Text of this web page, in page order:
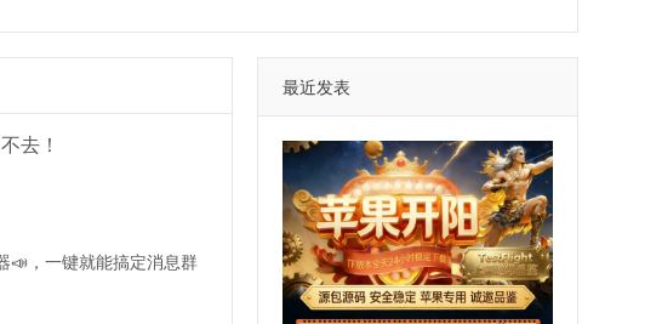
去！
📣，一键就能搞定消息群
最近发表